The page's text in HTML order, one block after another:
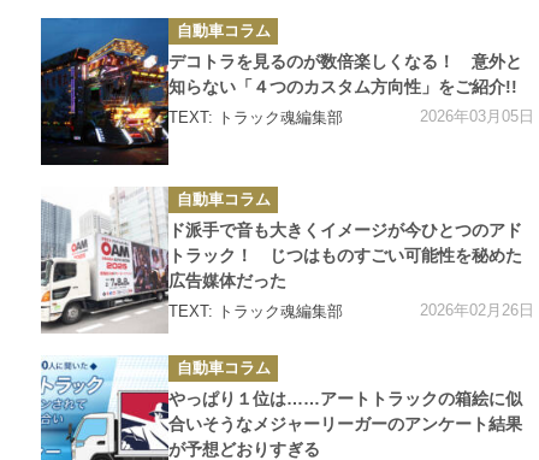
カ
テ
ゴ
リ
ー
自動車コラム
デコトラを見るのが数倍楽しくなる！ 意外と
知らない「４つのカスタム方向性」をご紹介!!
TEXT: トラック魂編集部 2026年03月05日
カ
テ
ゴ
リ
ー
自動車コラム
ド派手で音も大きくイメージが今ひとつのアド
トラック！ じつはものすごい可能性を秘めた
広告媒体だった
TEXT: トラック魂編集部 2026年02月26日
カ
テ
ゴ
リ
ー
自動車コラム
やっぱり１位は……アートトラックの箱絵に似
合いそうなメジャーリーガーのアンケート結果
が予想どおりすぎる